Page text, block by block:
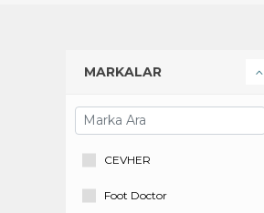
MARKALAR
CEVHER
Foot Doctor